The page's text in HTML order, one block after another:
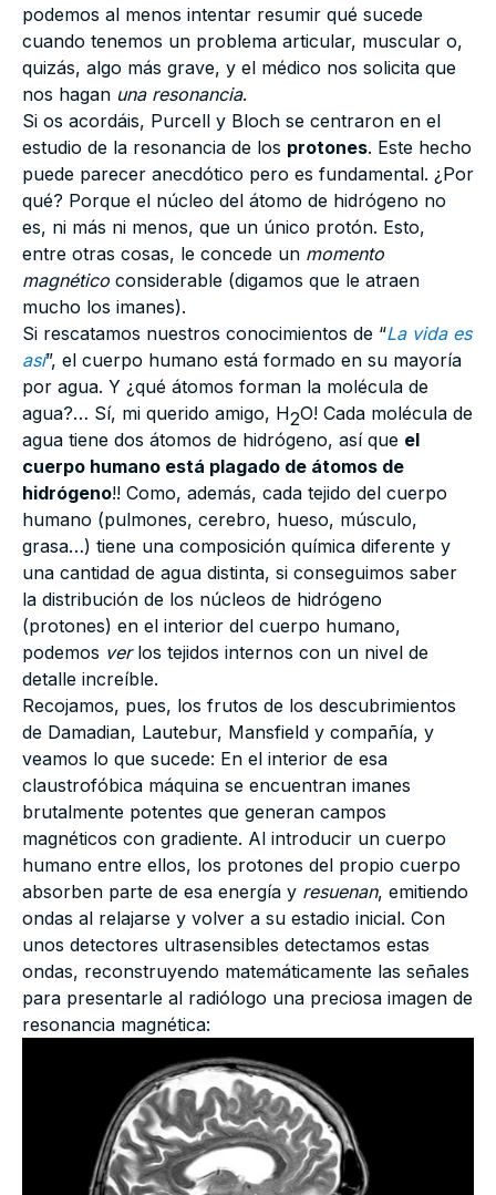
podemos al menos intentar resumir qué sucede
cuando tenemos un problema articular, muscular o,
quizás, algo más grave, y el médico nos solicita que
nos hagan una resonancia.
Si os acordáis, Purcell y Bloch se centraron en el
estudio de la resonancia de los protones. Este hecho
puede parecer anecdótico pero es fundamental. ¿Por
qué? Porque el núcleo del átomo de hidrógeno no
es, ni más ni menos, que un único protón. Esto,
entre otras cosas, le concede un momento
magnético considerable (digamos que le atraen
mucho los imanes).
Si rescatamos nuestros conocimientos de “La vida es
así”, el cuerpo humano está formado en su mayoría
por agua. Y ¿qué átomos forman la molécula de
agua?… Sí, mi querido amigo, H2O! Cada molécula de
agua tiene dos átomos de hidrógeno, así que el
cuerpo humano está plagado de átomos de
hidrógeno!! Como, además, cada tejido del cuerpo
humano (pulmones, cerebro, hueso, músculo,
grasa…) tiene una composición química diferente y
una cantidad de agua distinta, si conseguimos saber
la distribución de los núcleos de hidrógeno
(protones) en el interior del cuerpo humano,
podemos verlos tejidos internos con un nivel de
detalle increíble.
Recojamos, pues, los frutos de los descubrimientos
de Damadian, Lautebur, Mansfield y compañía, y
veamos lo que sucede: En el interior de esa
claustrofóbica máquina se encuentran imanes
brutalmente potentes que generan campos
magnéticos con gradiente. Al introducir un cuerpo
humano entre ellos, los protones del propio cuerpo
absorben parte de esa energía y resuenan, emitiendo
ondas al relajarse y volver a su estadio inicial. Con
unos detectores ultrasensibles detectamos estas
ondas, reconstruyendo matemáticamente las señales
para presentarle al radiólogo una preciosa imagen de
resonancia magnética: